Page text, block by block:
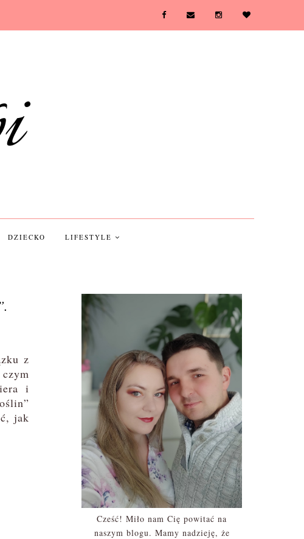
DZIECKO LIFESTYLE
z
i
jak
Cześć! Miło nam Cię powitać na
naszym blogu. Mamy nadzieję, że